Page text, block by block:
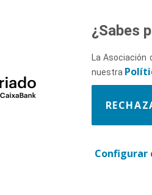
¿Sabes
La
nuestra
Configurar